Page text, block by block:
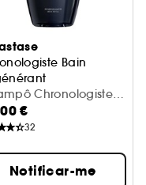
Bain
Champô Revitalizante
Chronologiste -
Régénérant
€
32
Notificar-me